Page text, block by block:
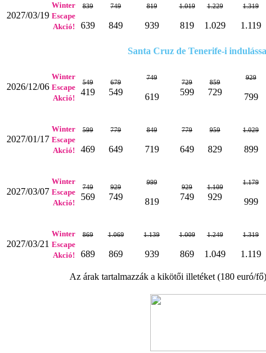
2027/03/19
Winter
Escape
Akció!
839
639
749
849
819
939
1.019
819
1.229
1.029
1.319
1.119
Santa Cruz de Tenerife-i
2026/12/06
Winter
Escape
Akció!
549
419
679
549
749
619
729
599
859
729
929
799
2027/01/17
Winter
Escape
Akció!
599
469
779
649
849
719
779
649
959
829
1.029
899
2027/03/07
Winter
Escape
Akció!
749
569
929
749
999
819
929
749
1.109
929
1.179
999
2027/03/21
Winter
Escape
Akció!
869
689
1.069
869
1.139
939
1.009
869
1.249
1.049
1.319
1.119
Az árak tartalmazzák a kikötői illetéket (180 euró/